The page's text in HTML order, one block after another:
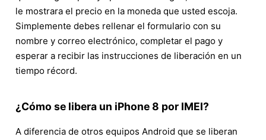
le mostrara el precio en la moneda que usted escoja.
Simplemente debes rellenar el formulario con su
nombre y correo electrónico, completar el pago y
esperar a recibir las instrucciones de liberación en un
tiempo récord.
¿Cómo se libera un iPhone 8 por IMEI?
A diferencia de otros equipos Android que se liberan